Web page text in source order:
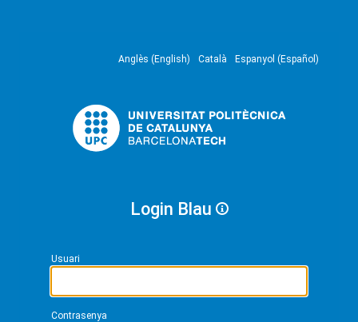
Anglès (English) Català Espanyol (Español)
Login Blau
Usuari
Contrasenya